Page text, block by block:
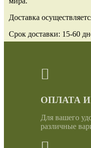
Доставка
Срок доставки: 15-60
ОПЛАТА
Для вашего
различные